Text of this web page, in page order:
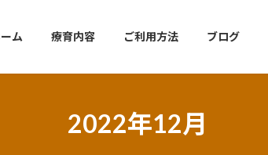
ム 療育内容 ご利用方法 ブログ
2022年12月